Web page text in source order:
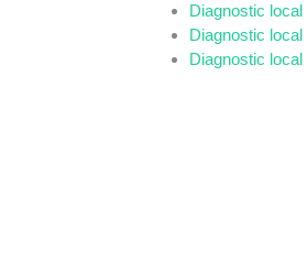
Diagnostic
Diagnostic
Diagnostic